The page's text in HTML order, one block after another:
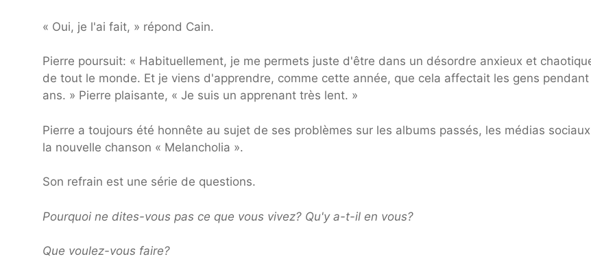
« Oui, je l'ai fait, » répond Cain.
Pierre poursuit: « Habituellement, je me permets juste d'être dans un désordre anxieux et
de tout le monde. Et je viens d'apprendre, comme cette année, que cela affectait les gens
ans. » Pierre plaisante, « Je suis un apprenant très lent. »
Pierre a toujours été honnête au sujet de ses problèmes sur les albums passés, les médias
la nouvelle chanson « Melancholia ».
Son refrain est une série de questions.
Pourquoi ne dites-vous pas ce que vous vivez? Qu'y a-t-il en vous?
Que voulez-vous faire?